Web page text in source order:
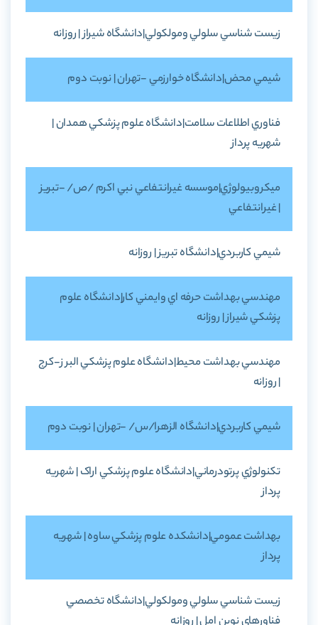
زيست شناسي سلولي ومولکولي|دانشگاه شيراز | روزانه
شيمي محض|دانشگاه خوارزمي -تهران | نوبت دوم
فناوري اطلاعات سلامت|دانشگاه علوم پزشکي همدان |
شهريه پرداز
ميکروبيولوژي|موسسه غيرانتفاعي نبي اکرم /ص/ -تبريز
| غيرانتفاعي
شيمي کاربردي|دانشگاه تبريز | روزانه
مهندسي بهداشت حرفه اي وايمني کار|دانشگاه علوم
پزشکي شيراز | روزانه
مهندسي بهداشت محيط|دانشگاه علوم پزشکي البر ز-کرج
| روزانه
شيمي کاربردي|دانشگاه الزهرا/س/ -تهران | نوبت دوم
تکنولوژي پرتودرماني|دانشگاه علوم پزشکي اراک | شهريه
پرداز
بهداشت عمومي|دانشکده علوم پزشکي ساوه | شهريه
پرداز
زيست شناسي سلولي ومولکولي|دانشگاه تخصصي